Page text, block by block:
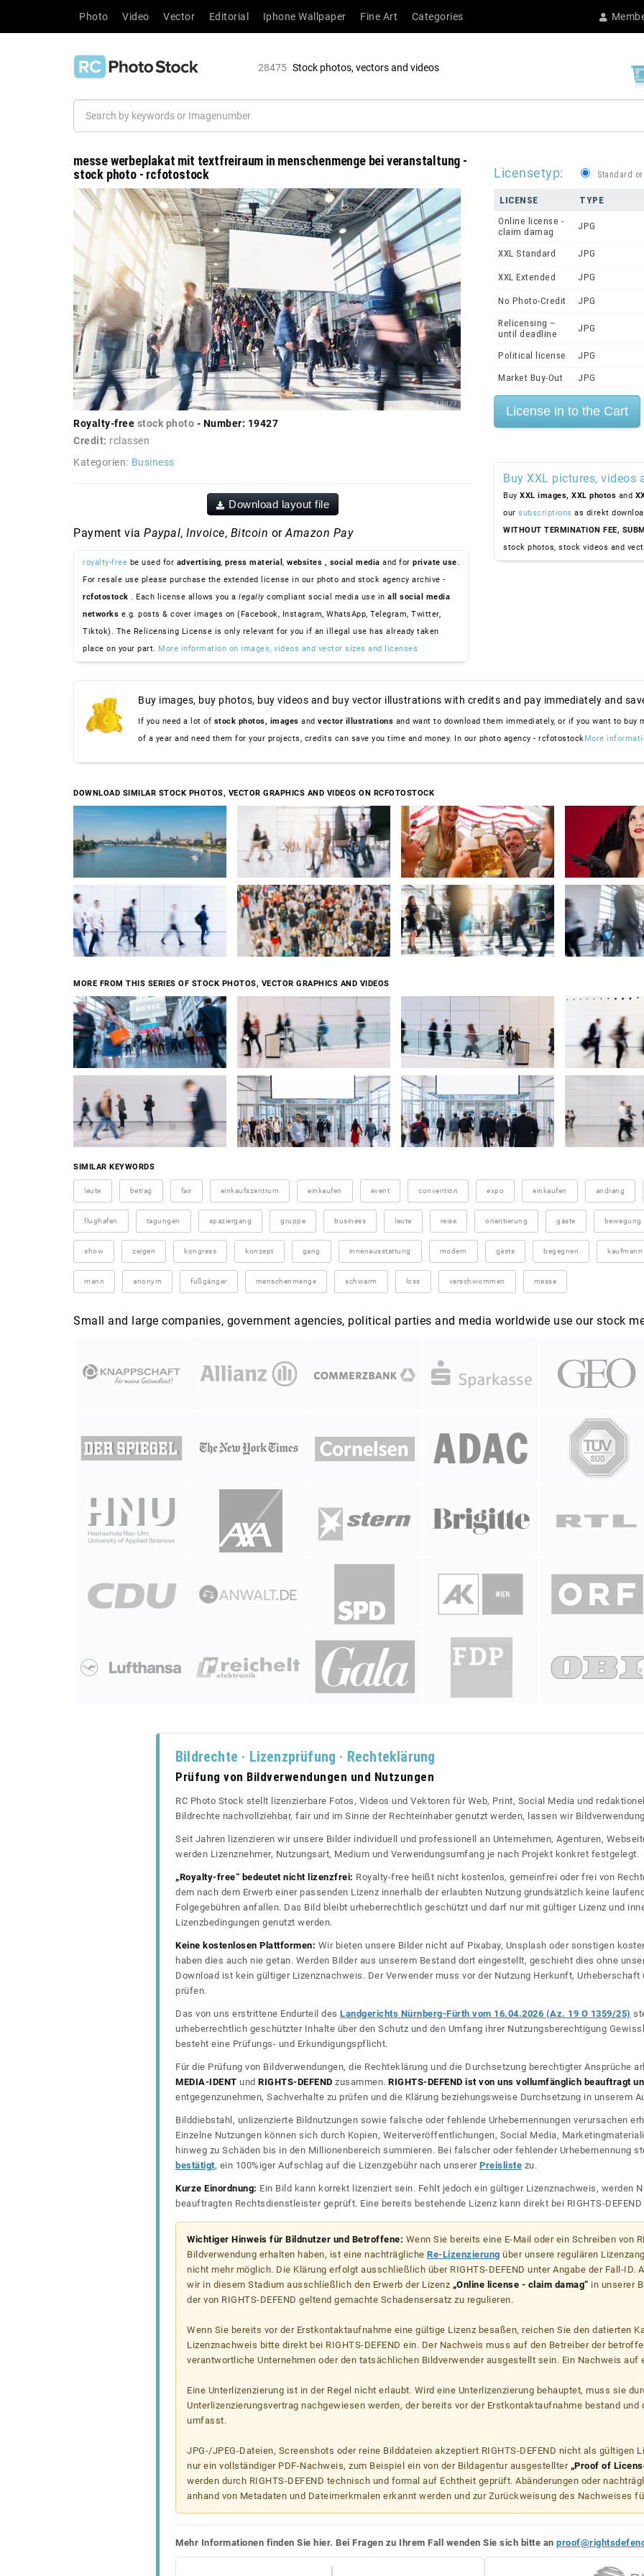
Photo Video Vector Editorial Iphone Wallpaper Fine Art Categories
28475 Stock photos, vectors and videos
messe werbeplakat mit textfreiraum in menschenmenge bei veranstaltung -
stock photo - rcfotostock
Royalty-free stock photo - Number: 19427
Credit: rclassen
Kategorien: Business
Download layout file
Payment via Paypal, Invoice, Bitcoin or Amazon Pay
royalty-free be used for advertising, press material , websites , social media and for private use.
For resale use please purchase the extended license in our photo and stock agency archive -
rcfotostock . Each license allows you a legallycompliant social media use in all social media
networks e.g. posts & cover images on (Facebook, Instagram, WhatsApp, Telegram, Twitter,
Tiktok). The Relicensing License is only relevant for you if an illegal use has already taken
place on your part. More information on images, videos and vector sizes and licenses
Licensetyp: Standard
LICENSE
TYPE
Online license -
claim damag
JPG
XXL Standard JPG
XXL Extended JPG
No Photo-Credit JPG
Relicensing –
until deadline
JPG
Political license JPG
Market Buy-Out JPG
Buy XXL pictures,
Buy XXL images, XXL photos and
our subscriptions as direkt
WITHOUT TERMINATION FEE,
stock photos, stock videos and
Buy images, buy photos, buy videos and buy vector illustrations with credits and pay immediately and
If you need a lot of stock photos, images and vector illustrations and want to download them immediately, or if you want to buy
of a year and need them for your projects, credits can save you time and money. In our photo agency - rcfotostockMore
DOWNLOAD SIMILAR STOCK PHOTOS, VECTOR GRAPHICS AND VIDEOS ON RCFOTOSTOCK
MORE FROM THIS SERIES OF STOCK PHOTOS, VECTOR GRAPHICS AND VIDEOS
SIMILAR KEYWORDS
leute betrag fair einkaufszentrum einkaufen event convention expo einkaufen andrang
flughafen tagungen spaziergang gruppe business leute reise orientierung gäste bewegung
show zeigen kongress konzept gang innenausstattung modern gäste begegnen kaufmann
mann anonym fußgänger menschenmenge schwarm loss verschwommen messe
Small and large companies, government agencies, political parties and media worldwide use our stock
Bildrechte · Lizenzprüfung · Rechteklärung
Prüfung von Bildverwendungen und Nutzungen
RC Photo Stock stellt lizenzierbare Fotos, Videos und Vektoren für Web, Print, Social Media und
Bildrechte nachvollziehbar, fair und im Sinne der Rechteinhaber genutzt werden, lassen wir
Seit Jahren lizenzieren wir unsere Bilder individuell und professionell an Unternehmen, Agenturen,
werden Lizenznehmer, Nutzungsart, Medium und Verwendungsumfang je nach Projekt konkret festgelegt.
„Royalty-free“ bedeutet nicht lizenzfrei: Royalty-free heißt nicht kostenlos, gemeinfrei oder frei von
dem nach dem Erwerb einer passenden Lizenz innerhalb der erlaubten Nutzung grundsätzlich keine
Folgegebühren anfallen. Das Bild bleibt urheberrechtlich geschützt und darf nur mit gültiger Lizenz und
Lizenzbedingungen genutzt werden.
Keine kostenlosen Plattformen: Wir bieten unsere Bilder nicht auf Pixabay, Unsplash oder sonstigen
haben dies auch nie getan. Werden Bilder aus unserem Bestand dort eingestellt, geschieht dies ohne
Download ist kein gültiger Lizenznachweis. Der Verwender muss vor der Nutzung Herkunft,
prüfen.
Das von uns erstrittene Endurteil des Landgerichts Nürnberg-Fürth vom 16.04.2026 (Az. 19 O 1359/25)
urheberrechtlich geschützter Inhalte über den Schutz und den Umfang ihrer Nutzungsberechtigung
besteht eine Prüfungs- und Erkundigungspflicht.
Für die Prüfung von Bildverwendungen, die Rechteklärung und die Durchsetzung berechtigter Ansprüche
MEDIA-IDENT und RIGHTS-DEFEND zusammen. RIGHTS-DEFEND ist von uns vollumfänglich beauftragt
entgegenzunehmen, Sachverhalte zu prüfen und die Klärung beziehungsweise Durchsetzung in unserem
Bilddiebstahl, unlizenzierte Bildnutzungen sowie falsche oder fehlende Urhebernennungen verursachen
Einzelne Nutzungen können sich durch Kopien, Weiterveröffentlichungen, Social Media,
hinweg zu Schäden bis in den Millionenbereich summieren. Bei falscher oder fehlender Urhebernennung
bestätigt, ein 100%iger Aufschlag auf die Lizenzgebühr nach unserer Preisliste zu.
Kurze Einordnung: Ein Bild kann korrekt lizenziert sein. Fehlt jedoch ein gültiger Lizenznachweis, werden
beauftragten Rechtsdienstleister geprüft. Eine bereits bestehende Lizenz kann direkt bei RIGHTS-
Wichtiger Hinweis für Bildnutzer und Betroffene: Wenn Sie bereits eine E-Mail oder ein Schreiben von
Bildverwendung erhalten haben, ist eine nachträgliche Re-Lizenzierung über unsere regulären
nicht mehr möglich. Die Klärung erfolgt ausschließlich über RIGHTS-DEFEND unter Angabe der Fall-ID.
wir in diesem Stadium ausschließlich den Erwerb der Lizenz „Online license - claim damag“ in unserer
der von RIGHTS-DEFEND geltend gemachte Schadensersatz zu regulieren.
Wenn Sie bereits vor der Erstkontaktaufnahme eine gültige Lizenz besaßen, reichen Sie den datierten
Lizenznachweis bitte direkt bei RIGHTS-DEFEND ein. Der Nachweis muss auf den Betreiber der
verantwortliche Unternehmen oder den tatsächlichen Bildverwender ausgestellt sein. Ein Nachweis auf
Eine Unterlizenzierung ist in der Regel nicht erlaubt. Wird eine Unterlizenzierung behauptet, muss sie
Unterlizenzierungsvertrag nachgewiesen werden, der bereits vor der Erstkontaktaufnahme bestand und
umfasst.
JPG-/JPEG-Dateien, Screenshots oder reine Bilddateien akzeptiert RIGHTS-DEFEND nicht als gültigen
nur ein vollständiger PDF-Nachweis, zum Beispiel ein von der Bildagentur ausgestellter „Proof of
werden durch RIGHTS-DEFEND technisch und formal auf Echtheit geprüft. Abänderungen oder
anhand von Metadaten und Dateimerkmalen erkannt werden und zur Zurückweisung des Nachweises
Mehr Informationen finden Sie hier. Bei Fragen zu Ihrem Fall wenden Sie sich bitte an